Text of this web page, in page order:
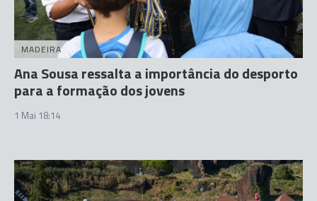
MADEIRA
Ana Sousa ressalta a importância do desporto
para a formação dos jovens
1 Mai 18:14